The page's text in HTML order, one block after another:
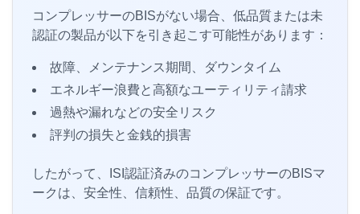
コンプレッサーのBISがない場合、低品質または未
認証の製品が以下を引き起こす可能性があります：
故障、メンテナンス期間、ダウンタイム
エネルギー浪費と高額なユーティリティ請求
過熱や漏れなどの安全リスク
評判の損失と金銭的損害
したがって、ISI認証済みのコンプレッサーのBISマ
ークは、安全性、信頼性、品質の保証です。